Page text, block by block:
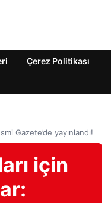
Çerez Politikası
Gazete’de yayınlandı!
için